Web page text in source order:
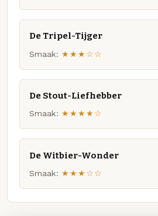
De Tripel-Tijger
Smaak: ★★★☆☆
De Stout-Liefhebber
Smaak: ★★★★☆
De Witbier-Wonder
Smaak: ★★★☆☆